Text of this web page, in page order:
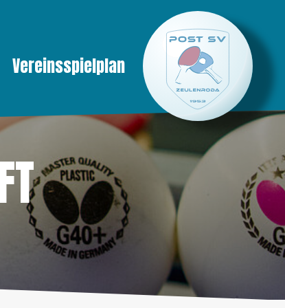
Vereinsspielplan